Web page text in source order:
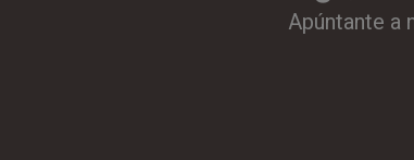
Apúntante a